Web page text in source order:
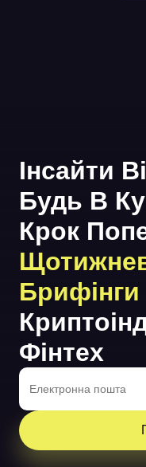
Інсайти
Будь В
Крок
Брифінги
Фінтех